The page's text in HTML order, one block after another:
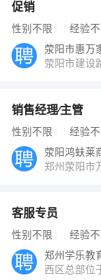
促销
性别不限 经验
荥阳市惠万
荥阳市建设
销售经理∕主管
性别不限 经验
荥阳鸿蚨莱
郑州荥阳市
客服专员
性别不限 经验
郑州学乐教
西区总部位